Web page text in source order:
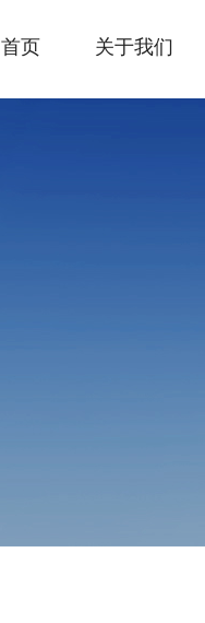
首页 关于我们